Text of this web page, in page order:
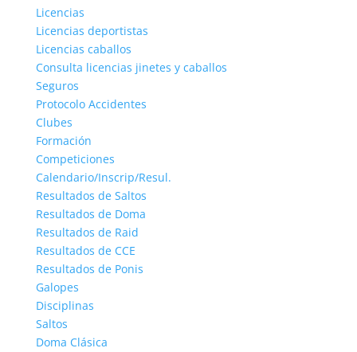
Licencias
Licencias deportistas
Licencias caballos
Consulta licencias jinetes y caballos
Seguros
Protocolo Accidentes
Clubes
Formación
Competiciones
Calendario/Inscrip/Resul.
Resultados de Saltos
Resultados de Doma
Resultados de Raid
Resultados de CCE
Resultados de Ponis
Galopes
Disciplinas
Saltos
Doma Clásica